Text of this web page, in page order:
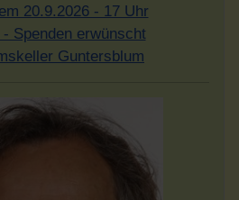
20.9.2026 - 17 Uhr
Spenden erwünscht
Guntersblum